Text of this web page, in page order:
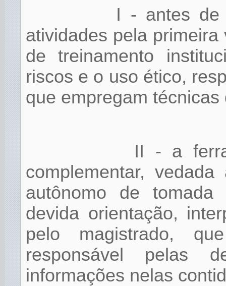
I - antes
atividades pela
de treinamento
riscos e o uso ético,
que empregam
II - a
complementar,
autônomo de
devida orientação,
pelo magistrado,
responsável pelas
informações nelas